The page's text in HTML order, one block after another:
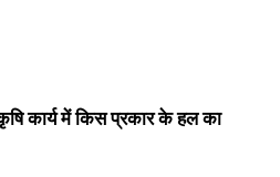
कार्य में किस प्रकार के हल का